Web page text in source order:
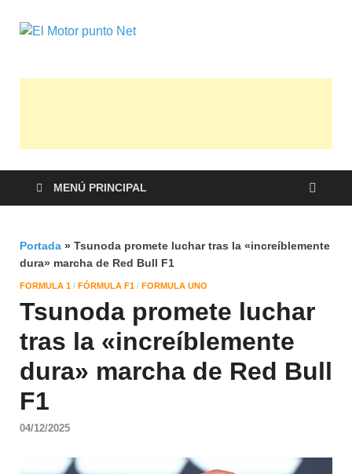
punto Net
MENÚ PRINCIPAL
Portada » Tsunoda promete luchar tras la «increíblemente
dura» marcha de Red Bull F1
FORMULA 1 / FÓRMULA F1 / FORMULA UNO
Tsunoda promete luchar
tras la «increíblemente
dura» marcha de Red Bull
F1
04/12/2025